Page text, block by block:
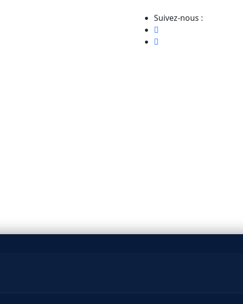
Suivez-nous :